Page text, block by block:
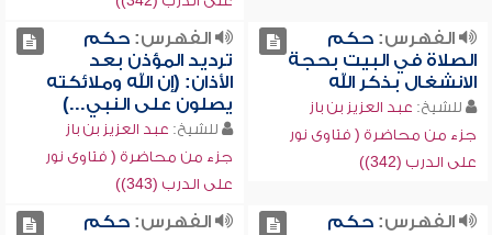
الفهرس:حكم
الصلاة في البيت بحجة
الانشغال بذكر الله
للشيخ: عبد العزيز بن باز
جزء من محاضرة ( فتاوى نور
على الدرب (342))
الفهرس:حكم
ترديد المؤذن بعد
الأذان: (إن الله وملائكته
يصلون على النبي...)
للشيخ: عبد العزيز بن باز
جزء من محاضرة ( فتاوى نور
على الدرب (343))
الفهرس:حكم
الفهرس:حكم